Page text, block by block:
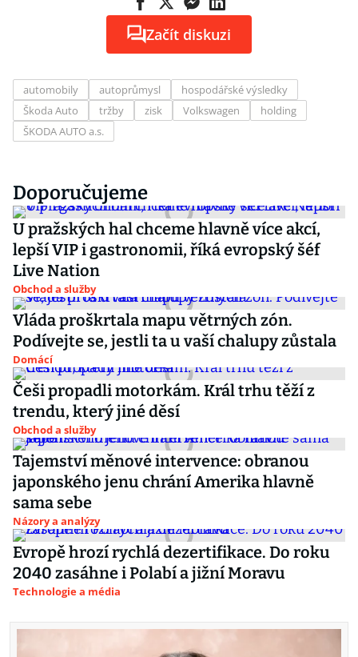
Začít diskuzi
automobily autoprůmysl
hospodářské výsledky
Škoda Auto
tržby zisk Volkswagen
holding
ŠKODA AUTO a.s.
Doporučujeme
U pražských hal chceme hlavně více akcí,
lepší VIP i gastronomii, říká evropský šéf
Live Nation
Obchod a služby
Vláda proškrtala mapu větrných zón.
Podívejte se, jestli ta u vaší chalupy zůstala
Domácí
Češi propadli motorkám. Král trhu těží z
trendu, který jiné děsí
Obchod a služby
Tajemství měnové intervence: obranou
japonského jenu chrání Amerika hlavně
sama sebe
Názory a analýzy
Evropě hrozí rychlá dezertifikace. Do roku
2040 zasáhne i Polabí a jižní Moravu
Technologie a média